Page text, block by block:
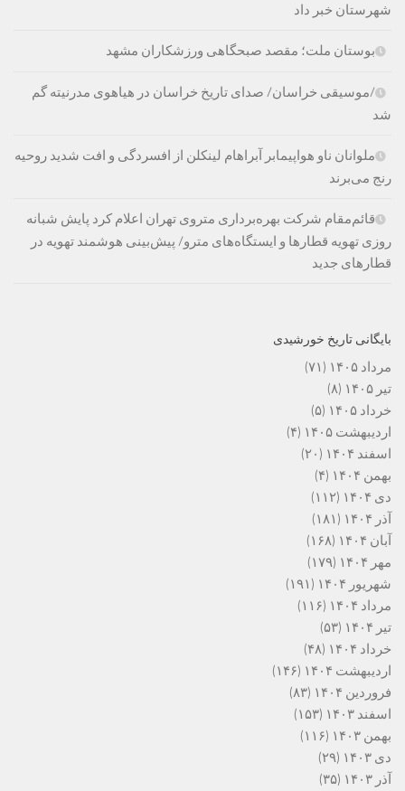
شهرستان خبر داد
بوستان ملت؛ مقصد صبحگاهی ورزشکاران مشهد
/موسیقی خراسان/ صدای تاریخ خراسان در هیاهوی مدرنیته گم
شد
ملوانان ناو هواپیمابر آبراهام لینکلن از افسردگی و افت شدید روحیه
رنج می‌برند
قائم‌مقام شرکت بهره‌برداری متروی تهران اعلام کرد پایش شبانه
روزی تهویه قطارها و ایستگاه‌های مترو/ پیش‌بینی هوشمند تهویه در
قطارهای جدید
بایگانی تاریخ خورشیدی
مرداد ۱۴۰۵
(۷۱)
تیر ۱۴۰۵
(۸)
خرداد ۱۴۰۵
(۵)
اردیبهشت ۱۴۰۵
(۴)
اسفند ۱۴۰۴
(۲۰)
بهمن ۱۴۰۴
(۴)
دی ۱۴۰۴
(۱۱۲)
آذر ۱۴۰۴
(۱۸۱)
آبان ۱۴۰۴
(۱۶۸)
مهر ۱۴۰۴
(۱۷۹)
شهریور ۱۴۰۴
(۱۹۱)
مرداد ۱۴۰۴
(۱۱۶)
تیر ۱۴۰۴
(۵۳)
خرداد ۱۴۰۴
(۴۸)
اردیبهشت ۱۴۰۴
(۱۴۶)
فروردین ۱۴۰۴
(۸۳)
اسفند ۱۴۰۳
(۱۵۳)
بهمن ۱۴۰۳
(۱۱۶)
دی ۱۴۰۳
(۲۹)
آذر ۱۴۰۳
(۳۵)